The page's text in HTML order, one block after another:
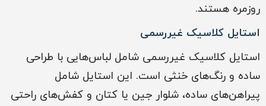
روزمره هستند.
استایل کلاسیک غیررسمی
استایل کلاسیک غیررسمی شامل لباس‌هایی با طراحی
ساده و رنگ‌های خنثی است. این استایل شامل
پیراهن‌های ساده، شلوار جین یا کتان و کفش‌های راحتی